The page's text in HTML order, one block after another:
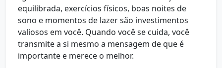
equilibrada, exercícios físicos, boas noites de
sono e momentos de lazer são investimentos
valiosos em você. Quando você se cuida, você
transmite a si mesmo a mensagem de que é
importante e merece o melhor.